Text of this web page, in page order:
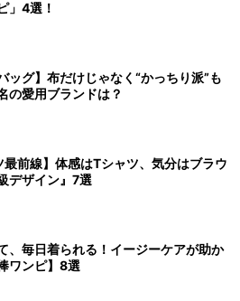
」4選！
ッグ】布だけじゃなく“かっちり派”も
の愛用ブランドは？
最前線】体感はTシャツ、気分はブラウ
デザイン』7選
、毎日着られる！イージーケアが助か
ワンピ】8選